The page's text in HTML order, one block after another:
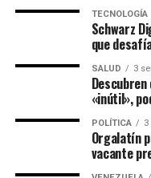
TECNOLOGÍA
Schwarz
que
SALUD 3
«inútil»,
POLÍTICA
Orgalatín
vacante